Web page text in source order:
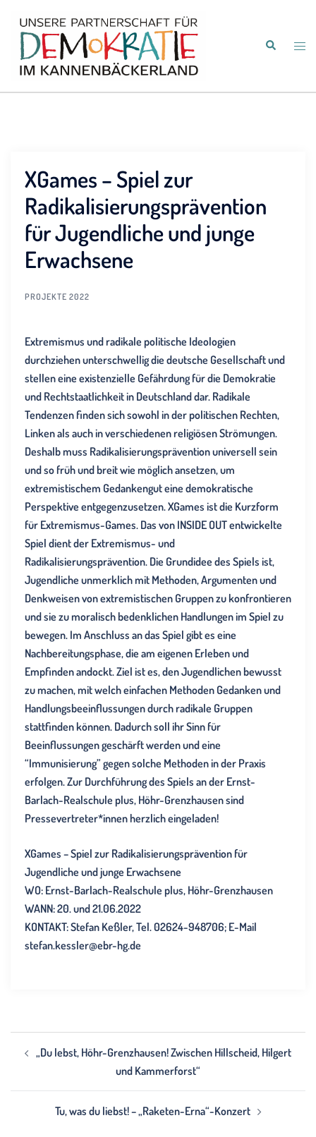
Inhalt
springen
Suche
XGames – Spiel zur
Radikalisierungsprävention
für Jugendliche und junge
Erwachsene
PROJEKTE 2022
Extremismus und radikale politische Ideologien
durchziehen unterschwellig die deutsche Gesellschaft und
stellen eine existenzielle Gefährdung für die Demokratie
und Rechtstaatlichkeit in Deutschland dar. Radikale
Tendenzen finden sich sowohl in der politischen Rechten,
Linken als auch in verschiedenen religiösen Strömungen.
Deshalb muss Radikalisierungsprävention universell sein
und so früh und breit wie möglich ansetzen, um
extremistischem Gedankengut eine demokratische
Perspektive entgegenzusetzen. XGames ist die Kurzform
für Extremismus-Games. Das von INSIDE OUT entwickelte
Spiel dient der Extremismus- und
Radikalisierungsprävention. Die Grundidee des Spiels ist,
Jugendliche unmerklich mit Methoden, Argumenten und
Denkweisen von extremistischen Gruppen zu konfrontieren
und sie zu moralisch bedenklichen Handlungen im Spiel zu
bewegen. Im Anschluss an das Spiel gibt es eine
Nachbereitungsphase, die am eigenen Erleben und
Empfinden andockt. Ziel ist es, den Jugendlichen bewusst
zu machen, mit welch einfachen Methoden Gedanken und
Handlungsbeeinflussungen durch radikale Gruppen
stattfinden können. Dadurch soll ihr Sinn für
Beeinflussungen geschärft werden und eine
“Immunisierung” gegen solche Methoden in der Praxis
erfolgen. Zur Durchführung des Spiels an der Ernst-
Barlach-Realschule plus, Höhr-Grenzhausen sind
Pressevertreter*innen herzlich eingeladen!
XGames – Spiel zur Radikalisierungsprävention für
Jugendliche und junge Erwachsene
WO: Ernst-Barlach-Realschule plus, Höhr-Grenzhausen
WANN: 20. und 21.06.2022
KONTAKT: Stefan Keßler, Tel. 02624-948706; E-Mail
stefan.kessler@ebr-hg.de
„Du lebst, Höhr-Grenzhausen! Zwischen Hillscheid, Hilgert
und Kammerforst“
Tu, was du liebst! – „Raketen-Erna“-Konzert